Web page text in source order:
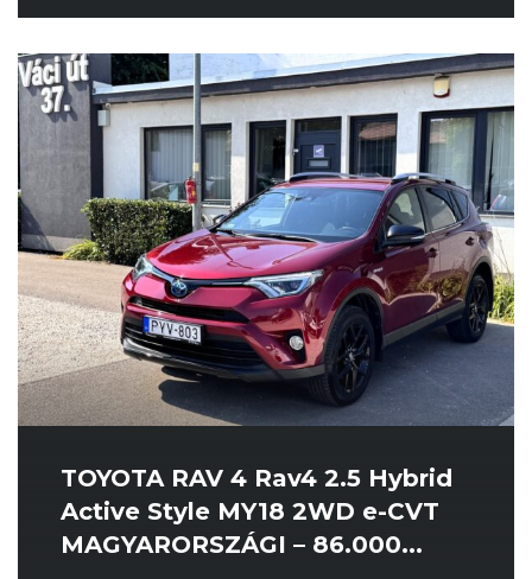
TOYOTA RAV 4 Rav4 2.5 Hybrid
Active Style MY18 2WD e-CVT
MAGYARORSZÁGI – 86.000...